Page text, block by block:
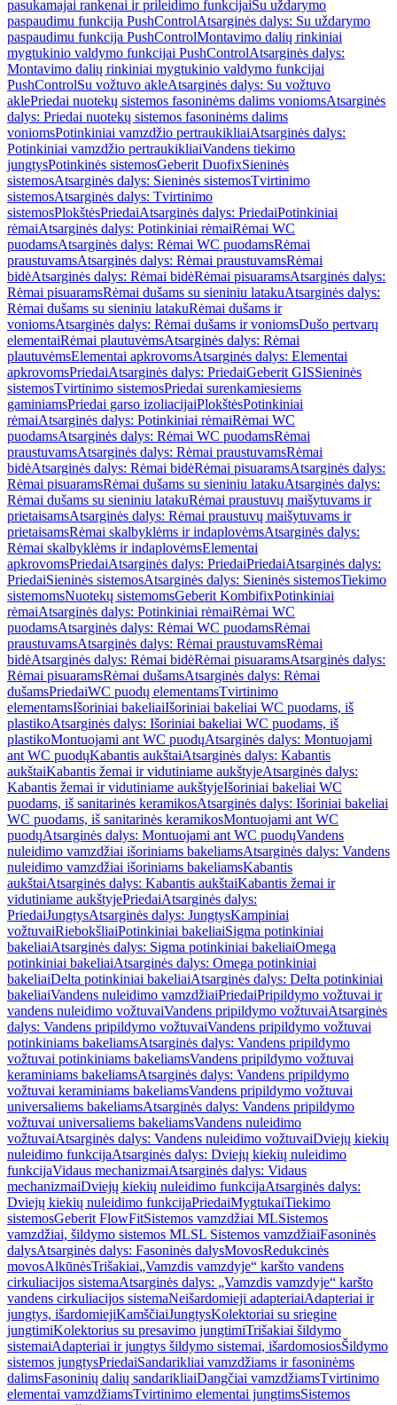
pasukamajai rankenai ir prileidimo funkcijaiSu uždarymo
paspaudimu funkcija PushControlAtsarginės dalys: Su uždarymo
paspaudimu funkcija PushControlMontavimo dalių rinkiniai
mygtukinio valdymo funkcijai PushControlAtsarginės dalys:
Montavimo dalių rinkiniai mygtukinio valdymo funkcijai
PushControlSu vožtuvo akleAtsarginės dalys: Su vožtuvo
aklePriedai nuotekų sistemos fasoninėms dalims voniomsAtsarginės
dalys: Priedai nuotekų sistemos fasoninėms dalims
voniomsPotinkiniai vamzdžio pertraukikliaiAtsarginės dalys:
Potinkiniai vamzdžio pertraukikliaiVandens tiekimo
jungtysPotinkinės sistemosGeberit DuofixSieninės
sistemosAtsarginės dalys: Sieninės sistemosTvirtinimo
sistemosAtsarginės dalys: Tvirtinimo
sistemosPlokštėsPriedaiAtsarginės dalys: PriedaiPotinkiniai
rėmaiAtsarginės dalys: Potinkiniai rėmaiRėmai WC
puodamsAtsarginės dalys: Rėmai WC puodamsRėmai
praustuvamsAtsarginės dalys: Rėmai praustuvamsRėmai
bidėAtsarginės dalys: Rėmai bidėRėmai pisuaramsAtsarginės dalys:
Rėmai pisuaramsRėmai dušams su sieniniu latakuAtsarginės dalys:
Rėmai dušams su sieniniu latakuRėmai dušams ir
voniomsAtsarginės dalys: Rėmai dušams ir voniomsDušo pertvarų
elementaiRėmai plautuvėmsAtsarginės dalys: Rėmai
plautuvėmsElementai apkrovomsAtsarginės dalys: Elementai
apkrovomsPriedaiAtsarginės dalys: PriedaiGeberit GISSieninės
sistemosTvirtinimo sistemosPriedai surenkamiesiems
gaminiamsPriedai garso izoliacijaiPlokštėsPotinkiniai
rėmaiAtsarginės dalys: Potinkiniai rėmaiRėmai WC
puodamsAtsarginės dalys: Rėmai WC puodamsRėmai
praustuvamsAtsarginės dalys: Rėmai praustuvamsRėmai
bidėAtsarginės dalys: Rėmai bidėRėmai pisuaramsAtsarginės dalys:
Rėmai pisuaramsRėmai dušams su sieniniu latakuAtsarginės dalys:
Rėmai dušams su sieniniu latakuRėmai praustuvų maišytuvams ir
prietaisamsAtsarginės dalys: Rėmai praustuvų maišytuvams ir
prietaisamsRėmai skalbyklėms ir indaplovėmsAtsarginės dalys:
Rėmai skalbyklėms ir indaplovėmsElementai
apkrovomsPriedaiAtsarginės dalys: PriedaiPriedaiAtsarginės dalys:
PriedaiSieninės sistemosAtsarginės dalys: Sieninės sistemosTiekimo
sistemomsNuotekų sistemomsGeberit KombifixPotinkiniai
rėmaiAtsarginės dalys: Potinkiniai rėmaiRėmai WC
puodamsAtsarginės dalys: Rėmai WC puodamsRėmai
praustuvamsAtsarginės dalys: Rėmai praustuvamsRėmai
bidėAtsarginės dalys: Rėmai bidėRėmai pisuaramsAtsarginės dalys:
Rėmai pisuaramsRėmai dušamsAtsarginės dalys: Rėmai
dušamsPriedaiWC puodų elementamsTvirtinimo
elementamsIšoriniai bakeliaiIšoriniai bakeliai WC puodams, iš
plastikoAtsarginės dalys: Išoriniai bakeliai WC puodams, iš
plastikoMontuojami ant WC puodųAtsarginės dalys: Montuojami
ant WC puodųKabantis aukštaiAtsarginės dalys: Kabantis
aukštaiKabantis žemai ir vidutiniame aukštyjeAtsarginės dalys:
Kabantis žemai ir vidutiniame aukštyjeIšoriniai bakeliai WC
puodams, iš sanitarinės keramikosAtsarginės dalys: Išoriniai bakeliai
WC puodams, iš sanitarinės keramikosMontuojami ant WC
puodųAtsarginės dalys: Montuojami ant WC puodųVandens
nuleidimo vamzdžiai išoriniams bakeliamsAtsarginės dalys: Vandens
nuleidimo vamzdžiai išoriniams bakeliamsKabantis
aukštaiAtsarginės dalys: Kabantis aukštaiKabantis žemai ir
vidutiniame aukštyjePriedaiAtsarginės dalys:
PriedaiJungtysAtsarginės dalys: JungtysKampiniai
vožtuvaiRiebokšliaiPotinkiniai bakeliaiSigma potinkiniai
bakeliaiAtsarginės dalys: Sigma potinkiniai bakeliaiOmega
potinkiniai bakeliaiAtsarginės dalys: Omega potinkiniai
bakeliaiDelta potinkiniai bakeliaiAtsarginės dalys: Delta potinkiniai
bakeliaiVandens nuleidimo vamzdžiaiPriedaiPripildymo vožtuvai ir
vandens nuleidimo vožtuvaiVandens pripildymo vožtuvaiAtsarginės
dalys: Vandens pripildymo vožtuvaiVandens pripildymo vožtuvai
potinkiniams bakeliamsAtsarginės dalys: Vandens pripildymo
vožtuvai potinkiniams bakeliamsVandens pripildymo vožtuvai
keraminiams bakeliamsAtsarginės dalys: Vandens pripildymo
vožtuvai keraminiams bakeliamsVandens pripildymo vožtuvai
universaliems bakeliamsAtsarginės dalys: Vandens pripildymo
vožtuvai universaliems bakeliamsVandens nuleidimo
vožtuvaiAtsarginės dalys: Vandens nuleidimo vožtuvaiDviejų kiekių
nuleidimo funkcijaAtsarginės dalys: Dviejų kiekių nuleidimo
funkcijaVidaus mechanizmaiAtsarginės dalys: Vidaus
mechanizmaiDviejų kiekių nuleidimo funkcijaAtsarginės dalys:
Dviejų kiekių nuleidimo funkcijaPriedaiMygtukaiTiekimo
sistemosGeberit FlowFitSistemos vamzdžiai MLSistemos
vamzdžiai, šildymo sistemos MLSL Sistemos vamzdžiaiFasoninės
dalysAtsarginės dalys: Fasoninės dalysMovosRedukcinės
movosAlkūnėsTrišakiai„Vamzdis vamzdyje“ karšto vandens
cirkuliacijos sistemaAtsarginės dalys: „Vamzdis vamzdyje“ karšto
vandens cirkuliacijos sistemaNeišardomieji adapteriaiAdapteriai ir
jungtys, išardomiejiKamščiaiJungtysKolektoriai su sriegine
jungtimiKolektorius su presavimo jungtimiTrišakiai šildymo
sistemaiAdapteriai ir jungtys šildymo sistemai, išardomosiosŠildymo
sistemos jungtysPriedaiSandarikliai vamzdžiams ir fasoninėms
dalimsFasoninių dalių sandarikliaiDangčiai vamzdžiamsTvirtinimo
elementai vamzdžiamsTvirtinimo elementai jungtimsSistemos